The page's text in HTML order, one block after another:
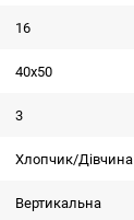
16
40х50
3
Хлопчик/Дiвчина
Вертикальна